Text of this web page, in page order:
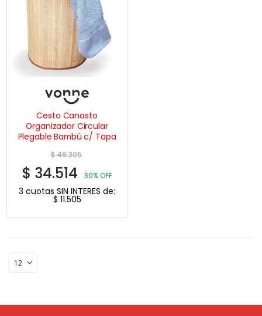
Cesto Canasto
Organizador Circular
Plegable Bambú c/ Tapa
$49.305
$ 34.514 30% OFF
3 cuotas SIN INTERES de:
$ 11.505